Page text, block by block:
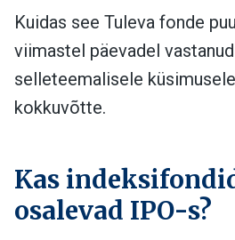
Kuidas see Tuleva fonde
viimastel päevadel
selleteemalisele
kokkuvõtte.
Kas
osalevad IPO-s?